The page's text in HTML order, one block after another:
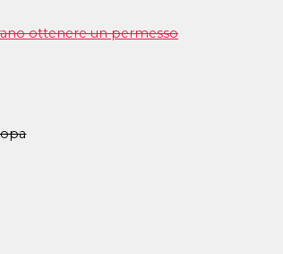
ottenere un permesso